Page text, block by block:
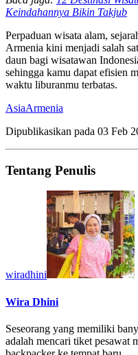
Keindahannya Bikin Takjub
Perpaduan wisata alam,
Armenia kini menjadi salah
daun bagi wisatawan
sehingga kamu dapat efisien
waktu liburanmu terbatas.
AsiaArmenia
Dipublikasikan pada 03 Feb
Tentang Penulis
wiradhini
Wira Dhini
Seseorang yang memiliki
adalah mencari tiket pesawat